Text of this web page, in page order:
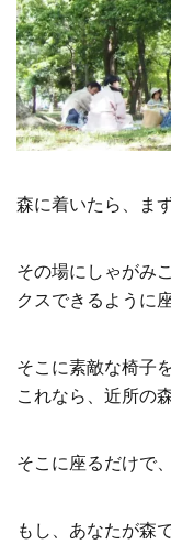
森に着いたら、ま
その場にしゃがみ
クスできるように
そこに素敵な椅子
これなら、近所の
そこに座るだけで
もし、あなたが森